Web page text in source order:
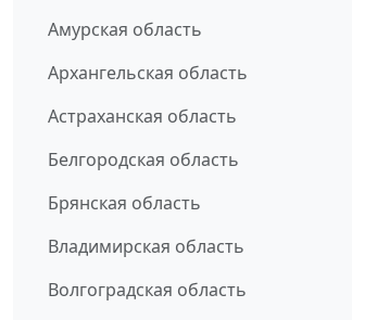
Амурская область
Архангельская область
Астраханская область
Белгородская область
Брянская область
Владимирская область
Волгоградская область